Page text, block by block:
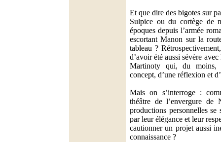
Et que dire des bigotes sur
Sulpice ou du cortège de
époques depuis l’armée
escortant Manon sur la
tableau ?
d’avoir été aussi sévère
Martinoty qui, du moins,
concept, d’une réflexion et
Mais on s’interroge :
théâtre de l’envergure de
productions personnelles se
par leur élégance et leur
cautionner un projet aussi
connaissance ?